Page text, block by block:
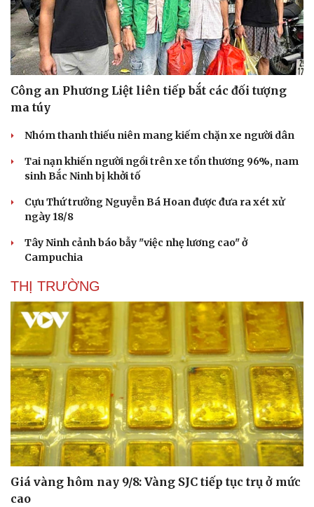
Công an Phương Liệt liên tiếp bắt các đối tượng
ma túy
Nhóm thanh thiếu niên mang kiếm chặn xe người dân
Tai nạn khiến người ngồi trên xe tổn thương 96%, nam
sinh Bắc Ninh bị khởi tố
Cựu Thứ trưởng Nguyễn Bá Hoan được đưa ra xét xử
ngày 18/8
Tây Ninh cảnh báo bẫy "việc nhẹ lương cao" ở
Campuchia
THỊ TRƯỜNG
Giá vàng hôm nay 9/8: Vàng SJC tiếp tục trụ ở mức
cao